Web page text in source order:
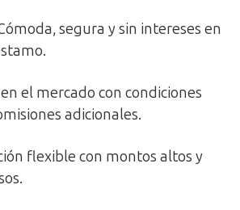
segura y sin intereses en
el mercado con condiciones
adicionales.
flexible con montos altos y